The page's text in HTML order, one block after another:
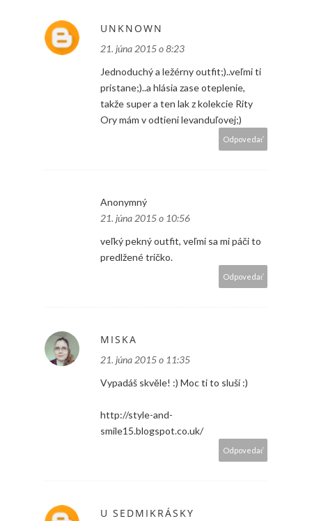
UNKNOWN
21. júna 2015 o 8:23
Jednoduchý a ležérny outfit;)..veľmi ti
pristane;)..a hlásia zase oteplenie,
takže super a ten lak z kolekcie Rity
Ory mám v odtieni levanduľovej;)
Odpovedať
Anonymný
21. júna 2015 o 10:56
veľký pekný outfit, veľmi sa mi páči to
predlžené tričko.
Odpovedať
MISKA
21. júna 2015 o 11:35
Vypadáš skvěle! :) Moc ti to sluší :)
http://style-and-
smile15.blogspot.co.uk/
Odpovedať
U SEDMIKRÁSKY